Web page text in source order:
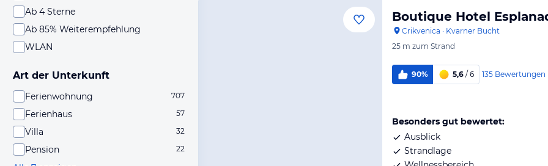
Ab 4 Sterne
Ab 85% Weiterempfehlung
WLAN
Art der Unterkunft
Ferienwohnung 707
Ferienhaus 57
Villa 32
Pension 22
Boutique Hotel
Crikvenica · Kvarner Bucht
25 m zum Strand
90% 5,6 / 6 135 Bewertungen
Besonders gut bewertet:
Ausblick
Strandlage